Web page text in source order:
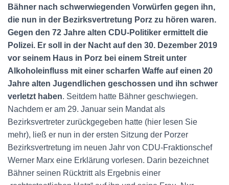
Bähner nach schwerwiegenden Vorwürfen gegen ihn,
die nun in der Bezirksvertretung Porz zu hören waren.
Gegen den 72 Jahre alten CDU-Politiker ermittelt die
Polizei. Er soll in der Nacht auf den 30. Dezember 2019
vor seinem Haus in Porz bei einem Streit unter
Alkoholeinfluss mit einer scharfen Waffe auf einen 20
Jahre alten Jugendlichen geschossen und ihn schwer
verletzt haben. Seitdem hatte Bähner geschwiegen.
Nachdem er am 29. Januar sein Mandat als
Bezirksvertreter zurückgegeben hatte (hier lesen Sie
mehr), ließ er nun in der ersten Sitzung der Porzer
Bezirksvertretung im neuen Jahr von CDU-Fraktionschef
Werner Marx eine Erklärung vorlesen. Darin bezeichnet
Bähner seinen Rücktritt als Ergebnis einer